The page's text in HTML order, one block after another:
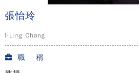
張怡玲
I-Ling Chang
職 稱